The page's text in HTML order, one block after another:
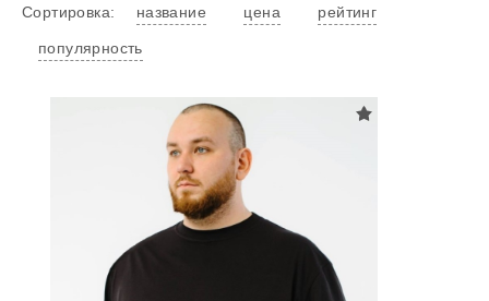
Сортировка: название цена рейтинг
популярность